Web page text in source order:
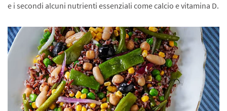
e i secondi alcuni nutrienti essenziali come calcio e vitamina D.